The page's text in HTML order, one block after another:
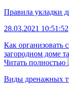
Правила укладки
28.03.2021 10:51:52
Как организовать
загородном доме
Читать полностью
Виды дренажных